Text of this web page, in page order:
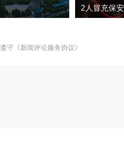
守 《新闻评论服务协议》